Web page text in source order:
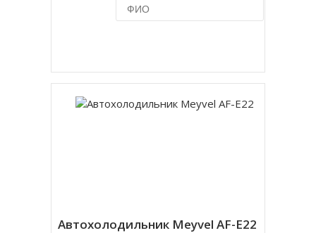
Автохолодильник Meyvel AF-E22